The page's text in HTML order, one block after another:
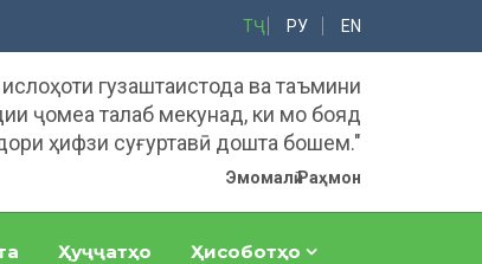
ТҶ РУ EN
гузаштаистода ва таъмини
ҷомеа талаб мекунад, ки мо бояд
ҳифзи суғуртавӣ дошта бошем."
Эмомалӣ Раҳмон
Ҳуҷҷатҳо Ҳисоботҳо